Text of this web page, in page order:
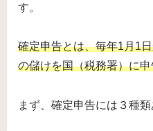
す。
確定申告とは、毎年1月1
の儲けを国（税務署）に
まず、確定申告には３種類